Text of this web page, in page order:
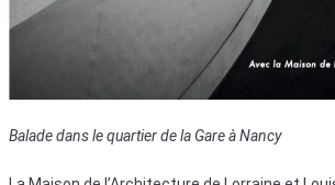
Balade dans le quartier de la Gare à Nancy